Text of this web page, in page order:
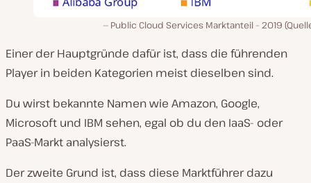
Public Cloud Services Marktanteil – 2019
Einer der Hauptgründe dafür ist, dass die führenden
Player in beiden Kategorien meist dieselben sind.
Du wirst bekannte Namen wie Amazon, Google,
Microsoft und IBM sehen, egal ob du den IaaS- oder
PaaS-Markt analysierst.
Der zweite Grund ist, dass diese Marktführer dazu